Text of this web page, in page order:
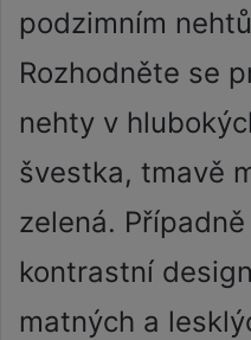
podzimním
Rozhodněte se
nehty v
švestka, tmavě
zelená.
kontrastní
matných a